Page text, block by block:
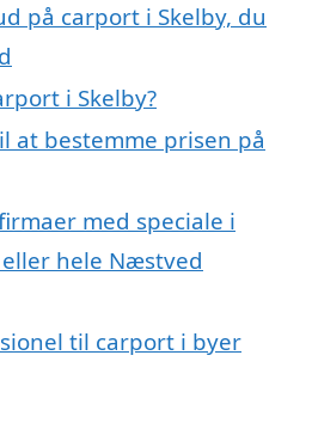
på carport i Skelby, du
i Skelby?
at bestemme prisen på
med speciale i
hele Næstved
til carport i byer